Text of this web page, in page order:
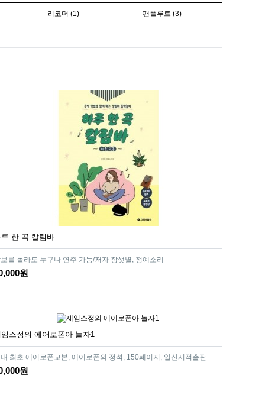
리코더 (1) 팬플루트 (3)
루 한 곡 칼림바
를 몰라도 누구나 연주 가능/저자 장샛별, 정예소리
원
임스정의 에어로폰아 놀자1
최초 에어로폰교본, 에어로폰의 정석, 150페이지, 일신서적출판
원